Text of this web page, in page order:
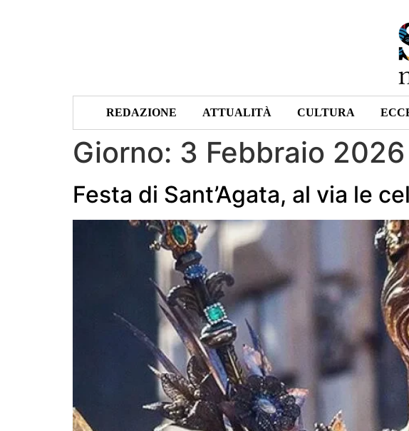
REDAZIONE ATTUALITÀ CULTURA
Giorno: 3 Febbraio 2026
Festa di Sant’Agata, al via le